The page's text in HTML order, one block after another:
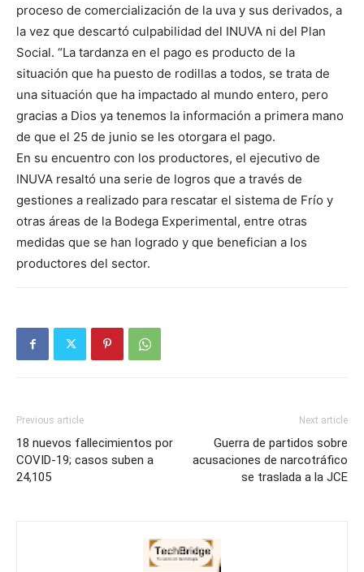
proceso de comercialización de la uva y sus derivados, a
la vez que descartó culpabilidad del INUVA ni del Plan
Social. “La tardanza en el pago es producto de la
situación que ha puesto de rodillas a todos, se trata de
una situación que ha impactado al mundo entero, pero
gracias a Dios ya tenemos la información a primera mano
de que el 25 de junio se les otorgara el pago.
En su encuentro con los productores, el ejecutivo de
INUVA resaltó una serie de logros que a través de
gestiones a realizado para rescatar el sistema de Frío y
otras áreas de la Bodega Experimental, entre otras
medidas que se han logrado y que benefician a los
productores del sector.
Previous article
18 nuevos fallecimientos por
COVID-19; casos suben a
24,105
Next article
Guerra de partidos sobre
acusaciones de narcotráfico
se traslada a la JCE